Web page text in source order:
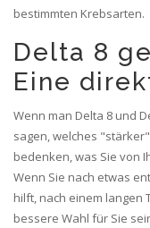
bestimmten Krebsarten.
Delta 8
Eine
Wenn man Delta 8 und
sagen, welches
bedenken, was Sie von
Wenn Sie nach etwas
hilft, nach einem langen
bessere Wahl für Sie